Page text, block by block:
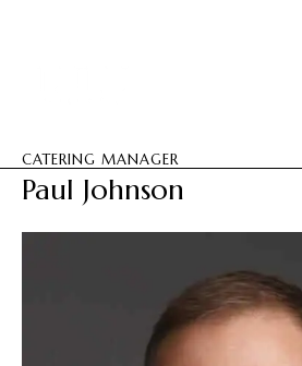
CATERING MANAGER
Paul Johnson